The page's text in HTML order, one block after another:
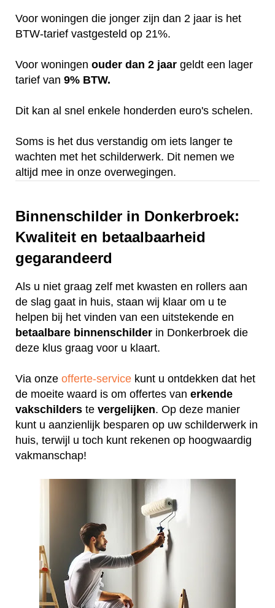
Voor woningen die jonger zijn dan 2 jaar is het
BTW-tarief vastgesteld op 21%.
Voor woningen ouder dan 2 jaar geldt een lager
tarief van 9% BTW.
Dit kan al snel enkele honderden euro's schelen.
Soms is het dus verstandig om iets langer te
wachten met het schilderwerk. Dit nemen we
altijd mee in onze overwegingen.
Binnenschilder in Donkerbroek:
Kwaliteit en betaalbaarheid
gegarandeerd
Als u niet graag zelf met kwasten en rollers aan
de slag gaat in huis, staan wij klaar om u te
helpen bij het vinden van een uitstekende en
betaalbare binnenschilder in Donkerbroek die
deze klus graag voor u klaart.
Via onze offerte-service kunt u ontdekken dat het
de moeite waard is om offertes van erkende
vakschilders te vergelijken. Op deze manier
kunt u aanzienlijk besparen op uw schilderwerk in
huis, terwijl u toch kunt rekenen op hoogwaardig
vakmanschap!